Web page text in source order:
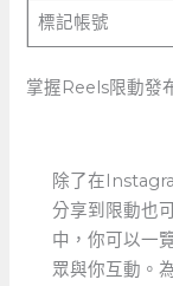
標記帳號
掌握Reels限動發
除了在
分享到限動也
中，你可以一
眾與你互動。